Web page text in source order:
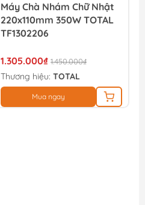
Máy Chà Nhám Chữ Nhật
220x110mm 350W TOTAL
TF1302206
1.305.000₫ 1.450.000₫
Thương hiệu: TOTAL
Mua ngay